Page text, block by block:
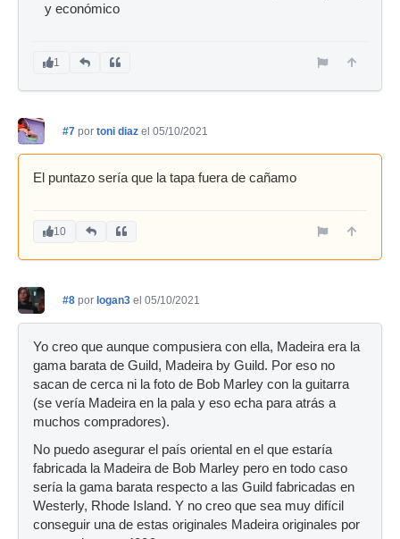
y económico
1
#7 por toni diaz el 05/10/2021
El puntazo sería que la tapa fuera de cañamo
10
#8 por logan3 el 05/10/2021
Yo creo que aunque compusiera con ella, Madeira era la
gama barata de Guild, Madeira by Guild. Por eso no
sacan de cerca ni la foto de Bob Marley con la guitarra
(se vería Madeira en la pala y eso echa para atrás a
muchos compradores).
No puedo asegurar el país oriental en el que estaría
fabricada la Madeira de Bob Marley pero en todo caso
sería la gama barata respecto a las Guild fabricadas en
Westerly, Rhode Island. Y no creo que sea muy difícil
conseguir una de estas originales Madeira originales por